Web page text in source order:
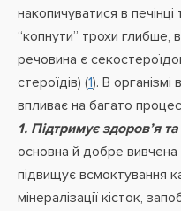
накопичуватися в
“копнути” трохи глибше,
речовина є
стероїдів) (1). В
впливає на багато
1. Підтримує здоров’я
основна й добре вивчена
підвищує всмоктування
мінералізації кісток,